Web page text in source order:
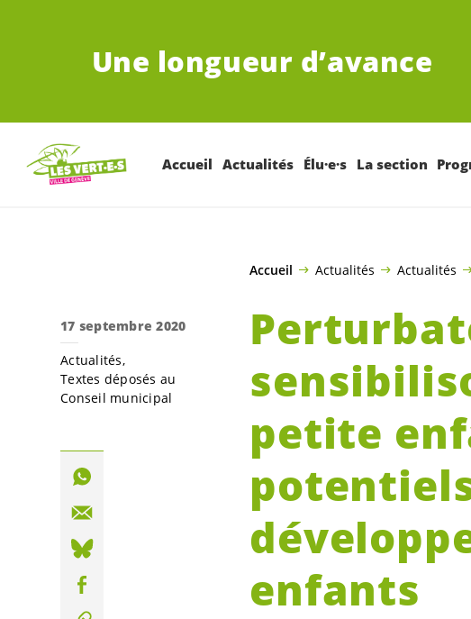
Une longueur d’avance
Accueil Actualités Élu·e·s La section
Accueil Actualités Actualités
petite
enfants
17 septembre 2020
Actualités
Textes déposés au
Conseil municipal